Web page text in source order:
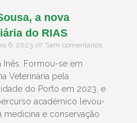
a nova
do RIAS
6, 2023 Sem comentários
Inês. Formou-se em
Veterinária pela
do Porto em 2023, e
académico levou-
medicina e conservação